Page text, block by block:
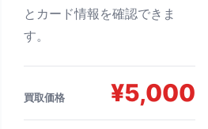
とカード情報を確認できま
す。
買取価格 ¥5,000